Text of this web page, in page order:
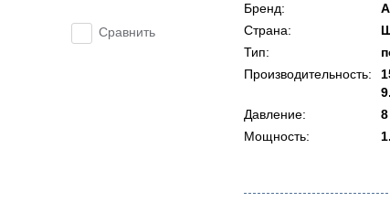
Сравнить
Бренд:
Страна:
Тип:
Производительность:
Давление:
Мощность: